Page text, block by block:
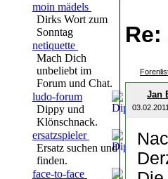
moin mädels
Dirks Wort zum
Sonntag
netiquette
Mach Dich
unbeliebt im
Forum und Chat.
ludo-forum
Dippy und
Klönschnack.
ersatzspieler
Ersatz suchen und
finden.
face-to-face
Jan